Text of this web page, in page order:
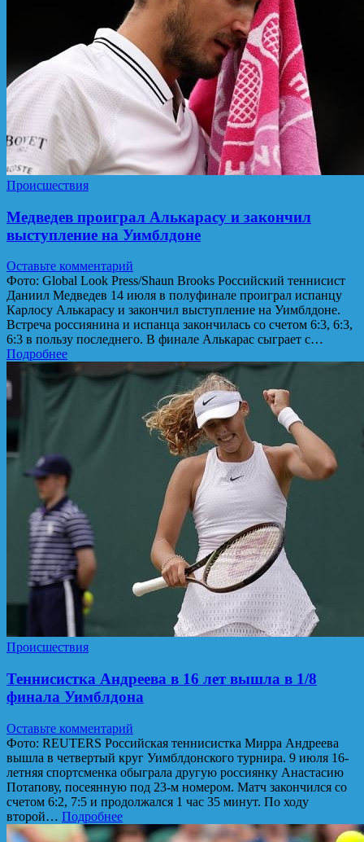
Происшествия
Медведев проиграл Алькарасу и закончил
выступление на Уимблдоне
Оставьте комментарий
Фото: Global Look Press/Shaun Brooks Российский теннисист
Даниил Медведев 14 июля в полуфинале проиграл испанцу
Карлосу Алькарасу и закончил выступление на Уимблдоне.
Встреча россиянина и испанца закончилась со счетом 6:3, 6:3,
6:3 в пользу последнего. В финале Алькарас сыграет с…
Подробнее
Происшествия
Теннисистка Андреева в 16 лет вышла в 1/8
финала Уимблдона
Оставьте комментарий
Фото: REUTERS Российская теннисистка Мирра Андреева
вышла в четвертый круг Уимблдонского турнира. 9 июля 16-
летняя спортсменка обыграла другую россиянку Анастасию
Потапову, посеянную под 23-м номером. Матч закончился со
счетом 6:2, 7:5 и продолжался 1 час 35 минут. По ходу
второй… Подробнее